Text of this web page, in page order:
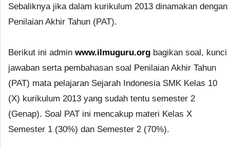
Sebaliknya jika dalam kurikulum 2013 dinamakan dengan
Penilaian Akhir Tahun (PAT).
Berikut ini admin www.ilmuguru.org bagikan soal, kunci
jawaban serta pembahasan soal Penilaian Akhir Tahun
(PAT) mata pelajaran Sejarah Indonesia SMK Kelas 10
(X) kurikulum 2013 yang sudah tentu semester 2
(Genap). Soal PAT ini mencakup materi Kelas X
Semester 1 (30%) dan Semester 2 (70%).